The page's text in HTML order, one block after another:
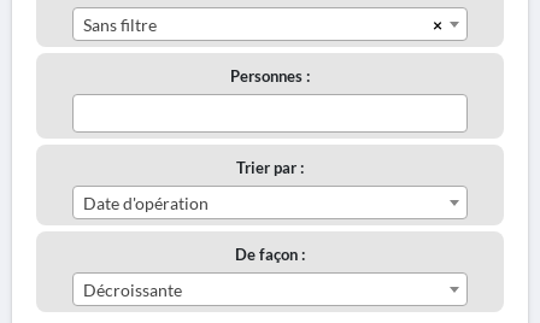
×
Sans filtre
Personnes :
Trier par :
Date d'opération
De façon :
Décroissante